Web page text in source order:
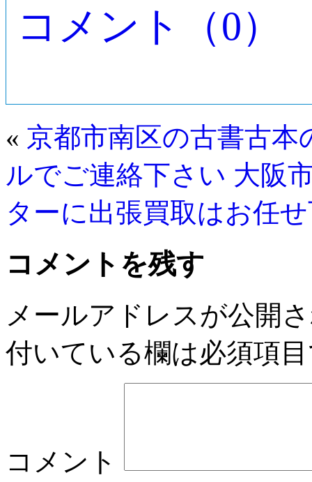
コメント（0）
« 京都市南区の古書古
ルでご連絡下さい 大阪
ターに出張買取はお任
コメントを残す
メールアドレスが公開
付いている欄は必須項
コメント